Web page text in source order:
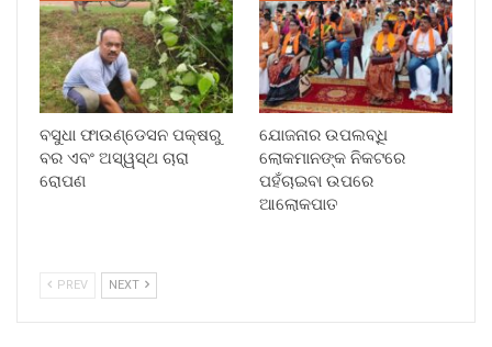
ବସୁଧା ଫାଉଣ୍ଡେସନ ପକ୍ଷରୁ
ବର ଏବଂ ଅସ୍ୱସ୍ଥ ଚାରା
ରୋପଣ
ଯୋଜନାର ଉପଲବ୍ଧି
ଲୋକମାନଙ୍କ ନିକଟରେ
ପହଁଚାଇବା ଉପରେ
ଆଲୋକପାତ
PREV NEXT